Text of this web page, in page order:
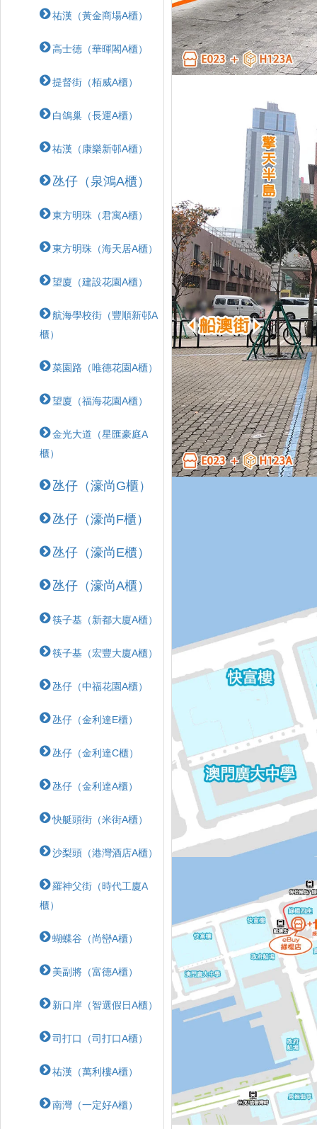
祐漢（黃金商場A櫃）
高士德（華暉閣A櫃）
提督街（栢威A櫃）
白鴿巢（長運A櫃）
祐漢（康樂新邨A櫃）
氹仔（泉鴻A櫃）
東方明珠（君寓A櫃）
東方明珠（海天居A櫃）
望廈（建設花園A櫃）
航海學校街（豐順新邨A
櫃）
菜園路（唯德花園A櫃）
望廈（福海花園A櫃）
金光大道（星匯豪庭A
櫃）
氹仔（濠尚G櫃）
氹仔（濠尚F櫃）
氹仔（濠尚E櫃）
氹仔（濠尚A櫃）
筷子基（新都大廈A櫃）
筷子基（宏豐大廈A櫃）
氹仔（中福花園A櫃）
氹仔（金利達E櫃）
氹仔（金利達C櫃）
氹仔（金利達A櫃）
快艇頭街（米街A櫃）
沙梨頭（港灣酒店A櫃）
羅神父街（時代工廈A
櫃）
蝴蝶⾕（尚巒A櫃）
美副將（富德A櫃）
新口岸（智選假日A櫃）
司打口（司打口A櫃）
祐漢（萬利樓A櫃）
南灣（一定好A櫃）